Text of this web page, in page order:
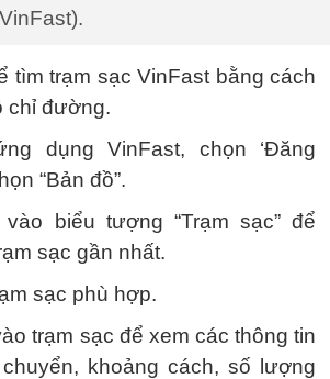
tìm trạm sạc VinFast bằng cách
chỉ đường.
dụng VinFast, chọn ‘Đăng
“Bản đồ”.
biểu tượng “Trạm sạc” để
sạc gần nhất.
sạc phù hợp.
trạm sạc để xem các thông tin
khoảng cách, số lượng